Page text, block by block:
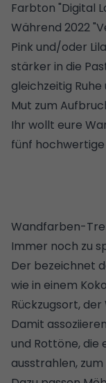
Farbton "Digital
Während 2022
Pink und/oder
stärker in die
gleichzeitig
Mut zum
Ihr wollt eure
fünf hochwertige
Wandfarben-
Immer noch zu
Der bezeichnet
wie in einem
Rückzugsort,
Damit
und Rottöne, die
ausstrahlen, zum